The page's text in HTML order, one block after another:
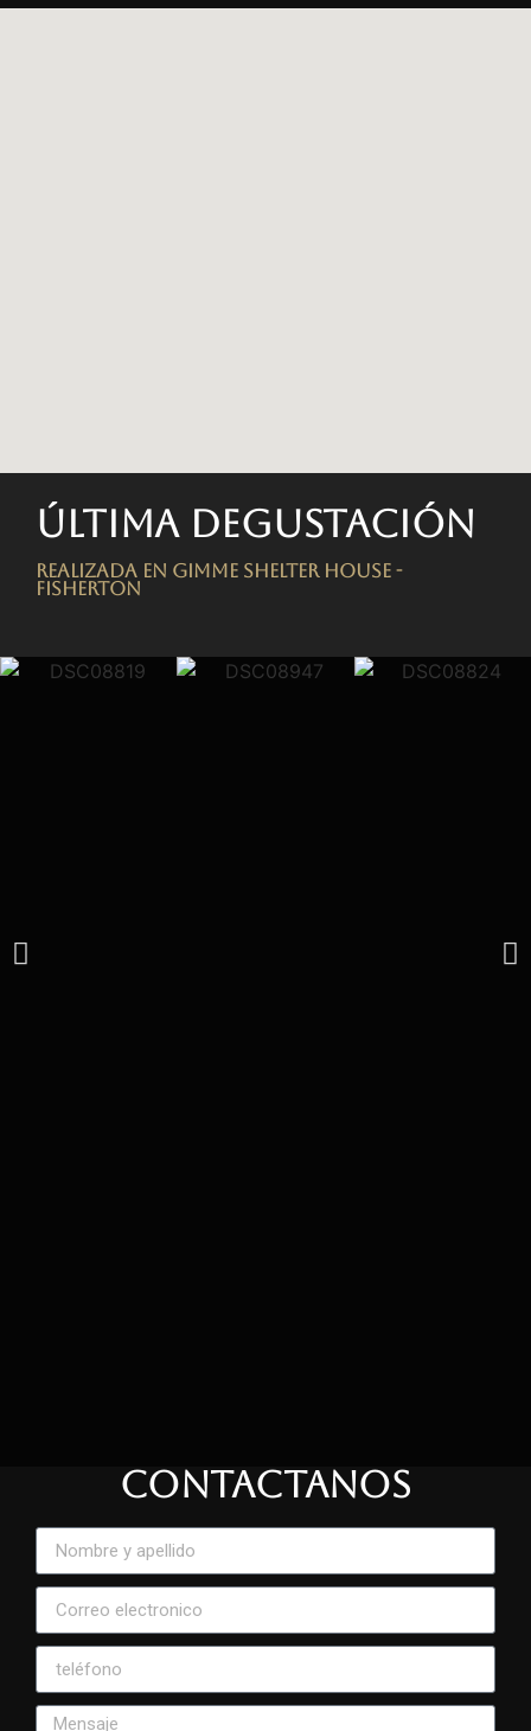
Última degustación
Realizada en Gimme Shelter House -
FISHERTON
CONTACTANOS